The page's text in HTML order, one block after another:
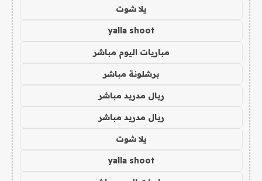
يلا شوت
yalla shoot
مباريات اليوم مباشر
برشلونة مباشر
ريال مدريد مباشر
ريال مدريد مباشر
يلا شوت
yalla shoot